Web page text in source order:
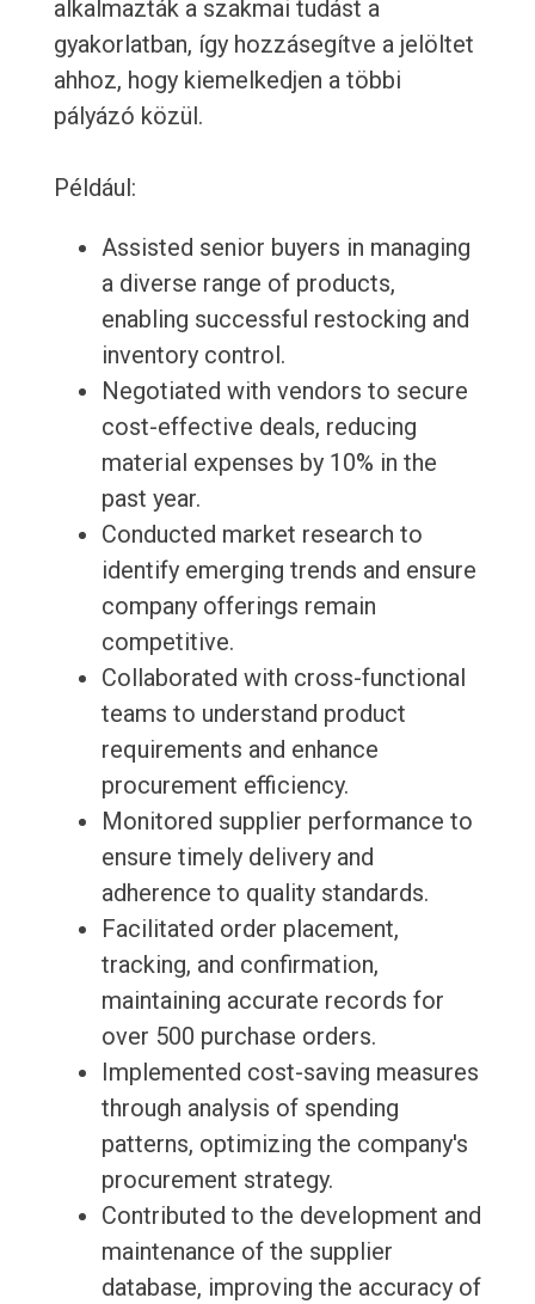
alkalmazták a szakmai tudást a
gyakorlatban, így hozzásegítve a jelöltet
ahhoz, hogy kiemelkedjen a többi
pályázó közül.
Például:
Assisted senior buyers in managing
a diverse range of products,
enabling successful restocking and
inventory control.
Negotiated with vendors to secure
cost-effective deals, reducing
material expenses by 10% in the
past year.
Conducted market research to
identify emerging trends and ensure
company offerings remain
competitive.
Collaborated with cross-functional
teams to understand product
requirements and enhance
procurement efficiency.
Monitored supplier performance to
ensure timely delivery and
adherence to quality standards.
Facilitated order placement,
tracking, and confirmation,
maintaining accurate records for
over 500 purchase orders.
Implemented cost-saving measures
through analysis of spending
patterns, optimizing the company's
procurement strategy.
Contributed to the development and
maintenance of the supplier
database, improving the accuracy of